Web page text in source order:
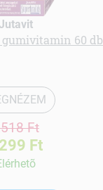
Jutavit
60 db
Ft
Ft